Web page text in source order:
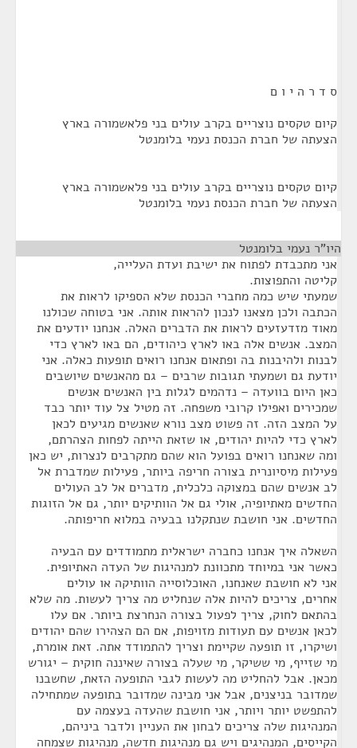
ס ד ר ה י ו ם
קיום טקסים נוצריים בקרב עולים בני פלאשמורה בארץ
הצעתה של חברת הכנסת נעמי בלומנטל
קיום טקסים נוצריים בקרב עולים בני פלאשמורה בארץ
הצעתה של חברת הכנסת נעמי בלומנטל
היו”ר נעמי בלומנטל
אני מתכבדת לפתוח את ישיבת ועדת העלייה,
קליטה והתפוצות.
שמעתי שיש כמה מחברי הכנסת שלא הספיקו לראות את
הכתבה ולכן מצאנו לנכון להראות אותה. אני בטוחה שכולנו
מאוד מזדעזעים לראות את הדברים האלה. אנחנו יודעים את
המצב. אנשים אלה באו לארץ כיהודים, הם באו לארץ כדי
לבנות ולהיבנות בה ופתאום אנחנו רואים תופעות כאלה. אני
יודעת גם ושמעתי תגובות שרבים – גם מהאנשים שיושבים
כאן היום בוועדה – נדהמים לגלות בין האנשים אנשים
שמכירים ואפילו קרובי משפחה. זה מטיל צל עוד יותר כבד
על המצב הזה. זה פשוט מצב נורא שאנשים מגיעים לכאן
לארץ כדי להיות יהודים, או שזאת הייתה לפחות הצהרתם,
ומה שאנחנו רואים בפועל הוא שהם מתקרבים לנצרות, יש כאן
פעילות מיסיונרית בצורה חריפה ביותר, פעילות שמדברת אל
לב אנשים שהם במצוקה כלכלית, מדברים אל לב העולים
החדשים מאתיופיה, אולי גם אל הוותיקים יותר, גם אל הזוגות
החדשים. אני חושבת שנתקלנו בבעיה במלוא חריפותה.
השאלה איך אנחנו כחברה ישראלית מתמודדים עם הבעיה
כאשר אני במיוחד מתכוונת למנהיגות של העדה האתיופית.
אני לא חושבת שאנחנו, האוכלוסייה הוותיקה או עולים
אחרים, צריכים להיות אלה שנחליט מה צריך לעשות. מה שלא
בהתאם לחוק, צריך לפעול בצורה הנחרצת ביותר. אם עלו
לכאן אנשים עם תעודות מזויפות, אם הם הצהירו שהם יהודים
ושיקרו, זו תופעה שקיימת וצריך להתמודד אתה. זאת אומרת,
מי שזייף, מי ששיקר, מי שעלה בצורה שאיננה חוקית – יגורש
מכאן. אבל להחליט מה לעשות לגבי התופעה הזאת, שחשבנו
שמדובר בניצנים, אבל אני מבינה שמדובר בתופעה שמתחילה
להתפשט יותר ויותר, אני חושבת שהעדה בעצמה עם
המנהיגות שלה צריכים לבחון את העניין ולדבר ביניהם,
הקייסים, המנהיגים ויש גם מנהיגות חדשה, מנהיגות שצמחה